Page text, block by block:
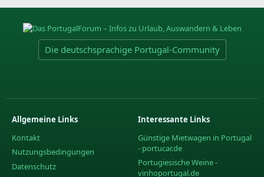
Die deutschsprachige Portugal-Community
Allgemeine Links
Kontakt
Nutzungsbedingungen
Datenschutz
Interessante Links
Günstige Mietwagen in Portugal
- portucar.de
Portugiesische Weine -
vinhoportugal.de